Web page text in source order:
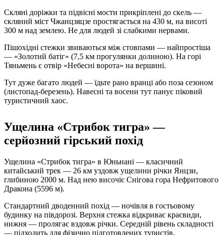
Скляні доріжки та підвісні мости прикріплені до скель —
скляний міст Чжанцзяцзе простягається на 430 м, на висоті
300 м над землею. Не для людей зі слабкими нервами.
Пішохідні стежки звиваються між стовпами — найпростіша
— «Золотий батіг» (7,5 км прогулянки долиною). На горі
Тяньмень є отвір «Небесні ворота» на вершині.
Тут дуже багато людей — їдьте рано вранці або поза сезоном
(листопад-березень). Навесні та восени тут панує піковий
туристичний хаос.
Ущелина «Стрибок тигра» —
серйозний гірський похід
Ущелина «Стрибок тигра» в Юньнані — класичний
китайський трек — 26 км уздовж ущелини річки Янцзи,
глибиною 2000 м. Над нею височіє Снігова гора Нефритового
Дракона (5596 м).
Стандартний дводенний похід — ночівля в гостьовому
будинку на півдорозі. Верхня стежка відкриває краєвиди,
нижня — пролягає вздовж річки. Середній рівень складності
— підходить для фізично підготовлених туристів.